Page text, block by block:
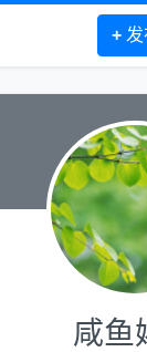
+ 发
咸鱼